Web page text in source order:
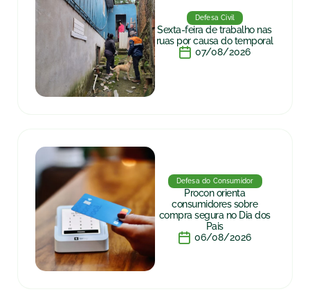
Defesa Civil
Sexta-feira de trabalho nas
ruas por causa do temporal
07/08/2026
Defesa do Consumidor
Procon orienta
consumidores sobre
compra segura no Dia dos
Pais
06/08/2026